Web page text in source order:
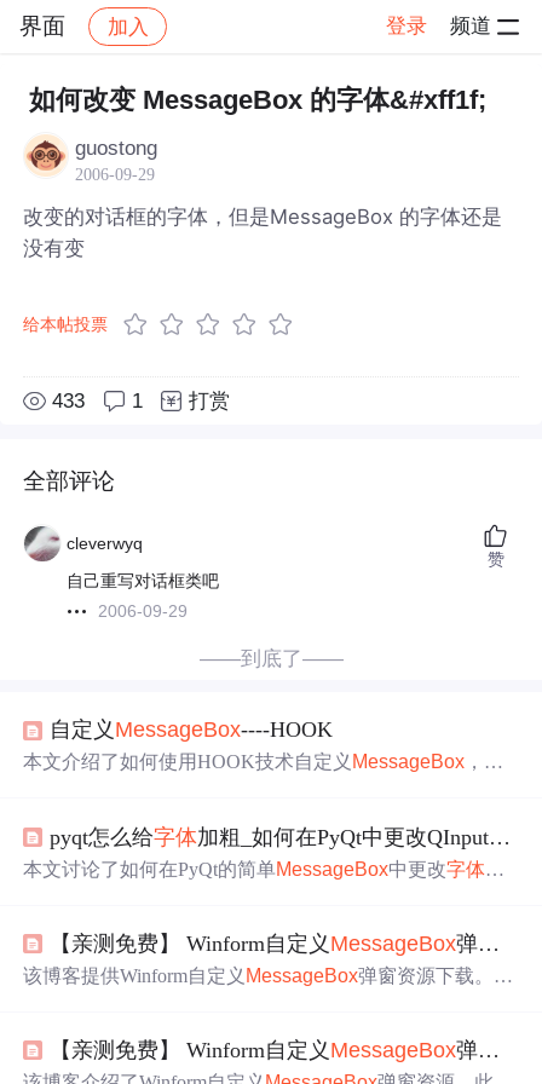
界面 加入 登录 频道
社区 界面
如何改变 MessageBox 的字体&#xff1f;
guostong
2006-09-29
改变的对话框的字体，但是MessageBox 的字体还是
没有变
给本帖投票
433 1 打赏
全部评论
cleverwyq
自己重写对话框类吧
2006-09-29
赞
——到底了——
自定义 MessageBox----HOOK
本文介绍了如何使用HOOK技术自定义 MessageBox ，特
移除Hook的过程，并展示了如何隐藏Hook细节，以便在需
要时调用自定义MessageBox函数。最终实现了改变字体
pyqt怎么给字体加粗_如何在PyQt中更改QInputDialog的
本文讨论了如何在PyQt的简单MessageBox中更改字体大
使用HTML代码段来改变输入对话框的字体大小，但未能
成功，因为文本输入字段的字体大小并未改变。问题在于
【亲测免费】 Winform自定义 MessageBox弹窗资源下载
该博客提供Winform自定义 MessageBox弹窗资源下载。此
载、集成、自定义设置和运行测试，同时给出注意事项，
并欢迎用户反馈以完善资源。
【亲测免费】 Winform自定义 MessageBox弹窗资源：打造个性化用户体验